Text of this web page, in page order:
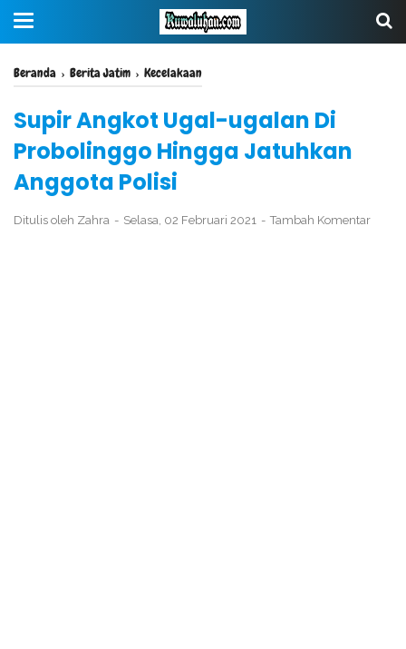
Beranda › Berita Jatim › Kecelakaan
Supir Angkot Ugal-ugalan Di
Probolinggo Hingga Jatuhkan
Anggota Polisi
Ditulis oleh Zahra Selasa, 02 Februari 2021 Tambah Komentar